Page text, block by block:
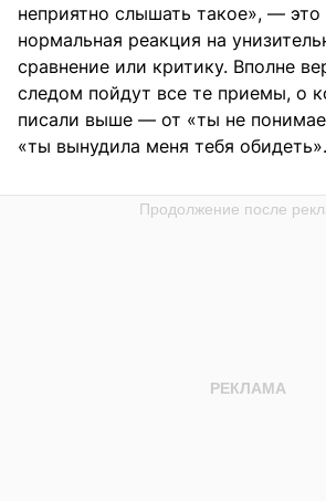
неприятно слышать такое», — это
нормальная реакция на
сравнение или критику. Вполне
следом пойдут все те приемы, о
писали выше — от «ты не
«ты вынудила меня тебя обидеть».